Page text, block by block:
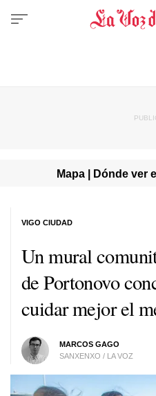
Mapa | Dónde ver
Un mural
de Portonovo
cuidar mejor el
MARCOS GAGO
SANXENXO / LA VOZ
VIGO CIUDAD